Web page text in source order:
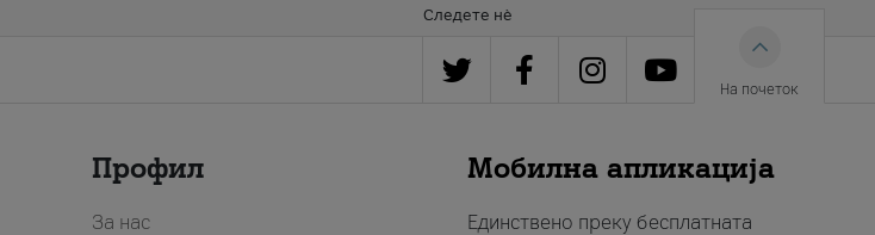
Следете нè
На почеток
Профил
За нас
Мобилна апликација
Единствено преку бесплатната